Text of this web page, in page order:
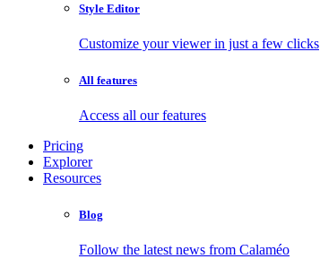
Style Editor
Customize your viewer in just a few clicks
All features
Access all our features
Pricing
Explorer
Resources
Blog
Follow the latest news from Calaméo